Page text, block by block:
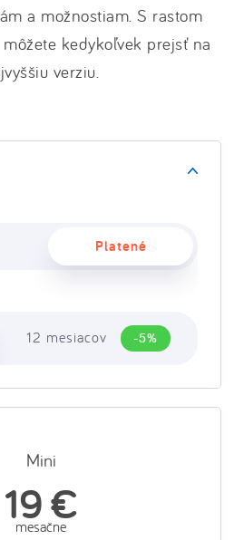
a možnostiam. S rastom
kedykoľvek prejsť na
verziu.
Platené
12 mesiacov -5%
Mini
19 €
mesačne